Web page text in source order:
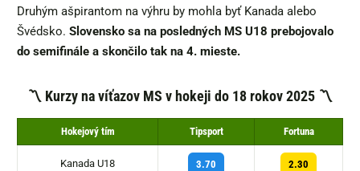
Druhým ašpirantom na výhru by mohla byť Kanada alebo
Švédsko. Slovensko sa na posledných MS U18 prebojovalo
do semifinále a skončilo tak na 4. mieste.
〽️ Kurzy na víťazov MS v hokeji do 18 rokov 2025 〽️
Hokejový tím Tipsport Fortuna
Kanada U18 3.70 2.30